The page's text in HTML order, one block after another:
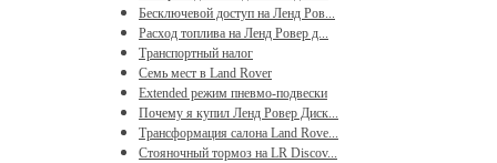
Бесключевой доступ на Ленд Ров...
Расход топлива на Ленд Ровер д...
Транспортный налог
Семь мест в Land Rover
Extended режим пневмо-подвески
Почему я купил Ленд Ровер Диск...
Трансформация салона Land Rove...
Стояночный тормоз на LR Discov...